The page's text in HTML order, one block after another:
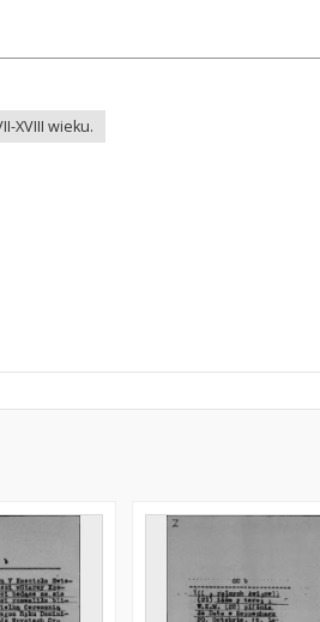
XVIII wieku.